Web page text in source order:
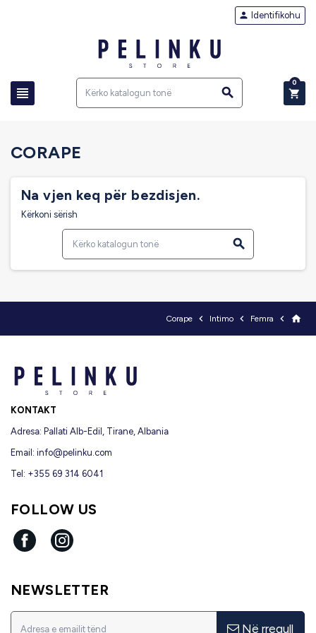
 
 Identifikohu

0
CORAPE
Na vjen keq për bezdisjen.
Kërkoni sërish

home

Femra

Intimo

Corape
KONTAKT
Adresa: Pallati Alb-Edil, Tirane, Albania
Email: info@pelinku.com
Tel: +355 69 314 6041
FOLLOW US
Facebook
NEWSLETTER
Në rregull